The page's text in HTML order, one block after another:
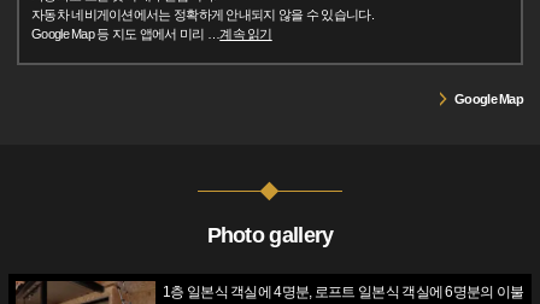
자동차 네비게이션에서는 정확하게 안내되지 않을 수 있습니다.
Google Map 등 지도 앱에서 미리
계속 읽기
Google Map
Photo gallery
1층 일본식 객실에 4명분, 로프트 일본식 객실에 6명분의 이불